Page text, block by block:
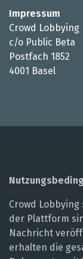
Impressum
Crowd Lobbying
c/o Public Beta
Postfach 1852
4001 Basel
Crowd
der Plattform
Nachricht
erhalten die